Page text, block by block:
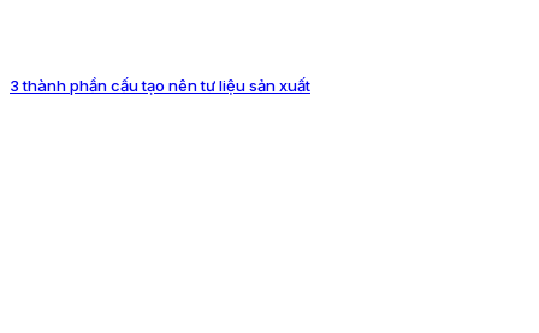
3 thành phần cấu tạo nên tư liệu sản xuất